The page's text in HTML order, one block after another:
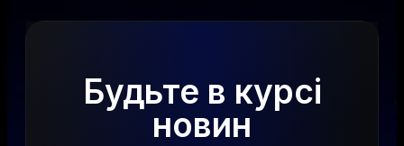
Будьте в курсі
новин